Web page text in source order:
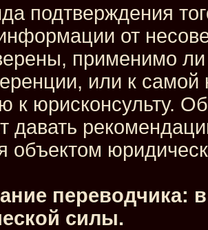
подтверждения
от
применимо
или к самой
к юрисконсульту.
давать
объектом
переводчика:
силы.